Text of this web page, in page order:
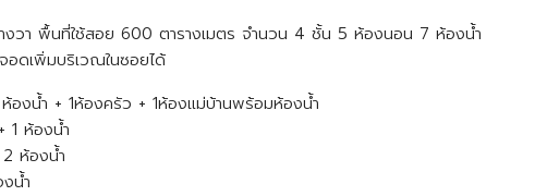
งวา พื้นที่ใช้สอย 600 ตารางเมตร จำนวน 4 ชั้น 5 ห้องนอน 7 ห้องน้ำ
ดเพิ่มบริเวณในซอยได้
องน้ำ + 1ห้องครัว + 1ห้องแม่บ้านพร้อมห้องน้ำ
1 ห้องน้ำ
ห้องน้ำ
น้ำ